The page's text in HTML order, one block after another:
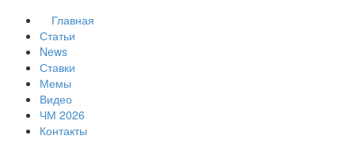
Главная
Статьи
News
Ставки
Мемы
Видео
ЧМ 2026
Контакты